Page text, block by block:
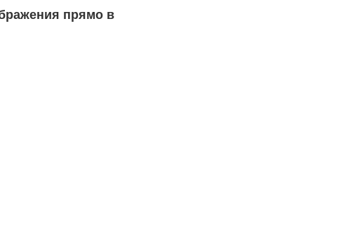
прямо в